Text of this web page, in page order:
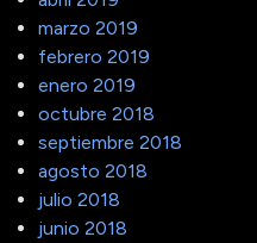
marzo 2019
febrero 2019
enero 2019
octubre 2018
septiembre 2018
agosto 2018
julio 2018
junio 2018